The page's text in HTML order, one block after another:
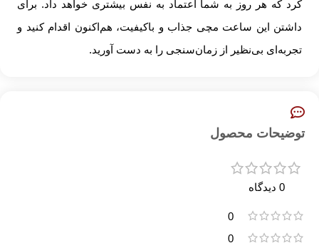
کرد که هر روز به شما اعتماد به نفس بیشتری خواهد داد. برای
داشتن این ساعت مچی جذاب و باکیفیت، هم‌اکنون اقدام کنید و
تجربه‌ای بی‌نظیر از زمان‌سنجی را به دست آورید.
توضیحات محصول
0 دیدگاه
0
0